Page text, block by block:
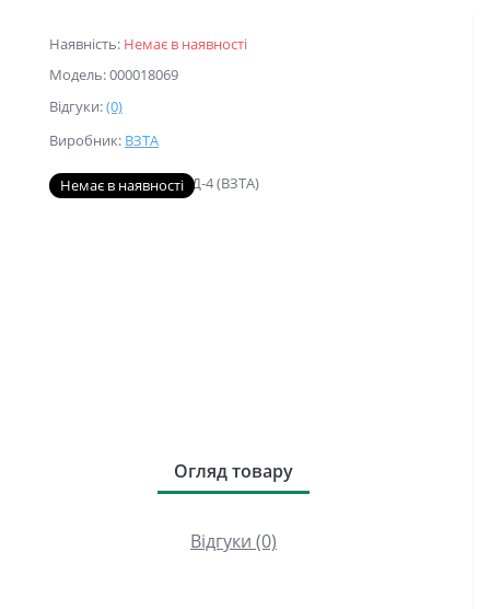
Наявність: Немає в наявності
Модель: 000018069
Відгуки:(0)
Виробник: ВЗТА
Немає в наявності
Огляд товару
Відгуки (0)